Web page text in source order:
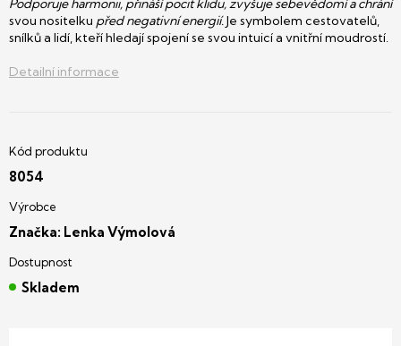
Podporuje harmonii, přináší pocit klidu, zvyšuje sebevědomí a chrání
svou nositelku před negativní energií.Je symbolem cestovatelů,
snílků a lidí, kteří hledají spojení se svou intuicí a vnitřní moudrostí.
Detailní informace
8054
Značka: Lenka Výmolová
Skladem